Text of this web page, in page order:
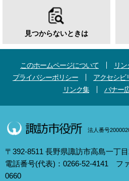
見つからないときは
このホームページについて
リ
プライバシーポリシー
アクセシビ
リンク集
バナー
法人番号
〒392-8511 長野県諏訪市高島一丁
電話番号(代表)：0266-52-4141 フ
0660